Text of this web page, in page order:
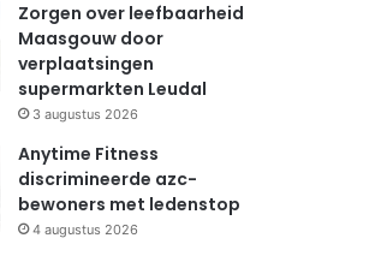
Zorgen over leefbaarheid
Maasgouw door
verplaatsingen
supermarkten Leudal
3 augustus 2026
Anytime Fitness
discrimineerde azc-
bewoners met ledenstop
4 augustus 2026